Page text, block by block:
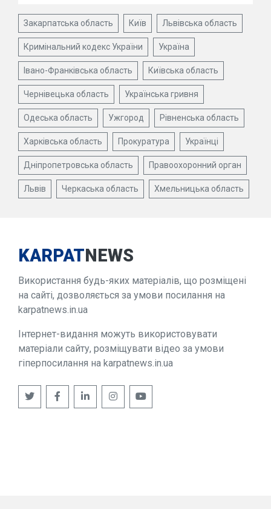
Закарпатська область Київ Львівська область
Кримінальний кодекс України Україна
Івано-Франківська область Київська область
Чернівецька область Українська гривня
Одеська область Ужгород Рівненська область
Харківська область Прокуратура Українці
Дніпропетровська область Правоохоронний орган
Львів Черкаська область Хмельницька область
KARPATNEWS
Використання будь-яких матеріалів, що розміщені
на сайті, дозволяється за умови посилання на
karpatnews.in.ua
Інтернет-видання можуть використовувати
матеріали сайту, розміщувати відео за умови
гіперпосилання на karpatnews.in.ua